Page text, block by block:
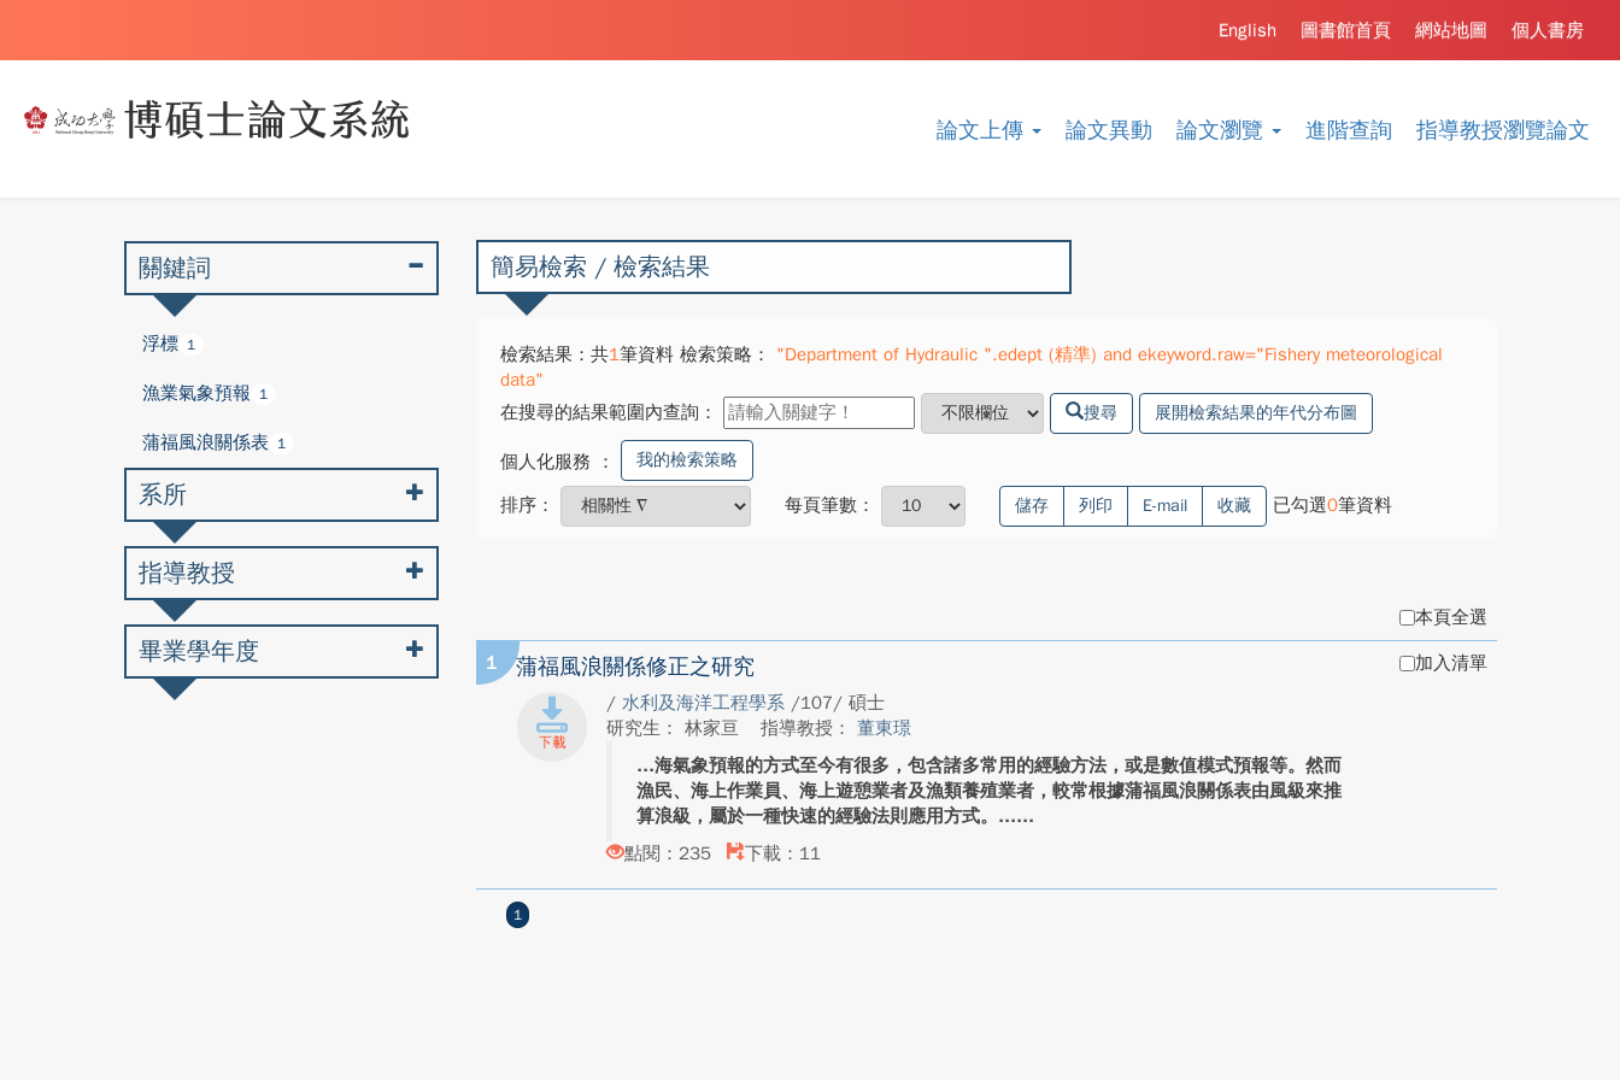
論文上傳 論文異動 論文瀏覽 進階查詢 指導教授瀏覽論文
個人書房
網站地圖
圖書館首頁
English
簡易檢索 / 檢索結果
檢索結果：共1筆資料 檢索策略：
"Department of Hydraulic ".edept (精準) and ekeyword.raw="Fishery meteorological
data"
在搜尋的結果範圍內查詢：
搜尋 展開檢索結果的年代分布圖
個人化服務 ： 我的檢索策略
排序： 每頁筆數： 儲存 列印 E-mail 收藏 已勾選0筆資料
本頁全選
1 蒲福風浪關係修正之研究
/ 水利及海洋工程學系 /107/ 碩士
研究生： 林家亘
指導教授： 董東璟
海氣象預報的方式至今有很多，包含諸多常用的經驗方法，或是數值模式預報等。然而
漁民、海上作業員、海上遊憩業者及漁類養殖業者，較常根據蒲福風浪關係表由風級來推
算浪級，屬於一種快速的經驗法則應用方式。...
點閱：235
下載：11
加入清單
1
關鍵詞
浮標 1
漁業氣象預報 1
蒲福風浪關係表 1
系所
指導教授
畢業學年度